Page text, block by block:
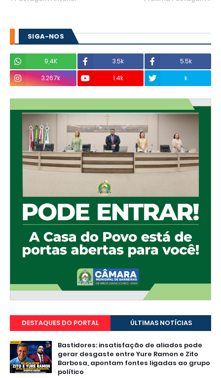
SIGA-NOS
9,4K 3.5k
5.5k
3.267k
1.4k k
DESTAQUES DO PORTAL ÚLTIMAS NOTÍCIAS
Bastidores: insatisfação de aliados pode
gerar desgaste entre Yure Ramon e Zito
Barbosa, apontam fontes ligadas ao grupo
político